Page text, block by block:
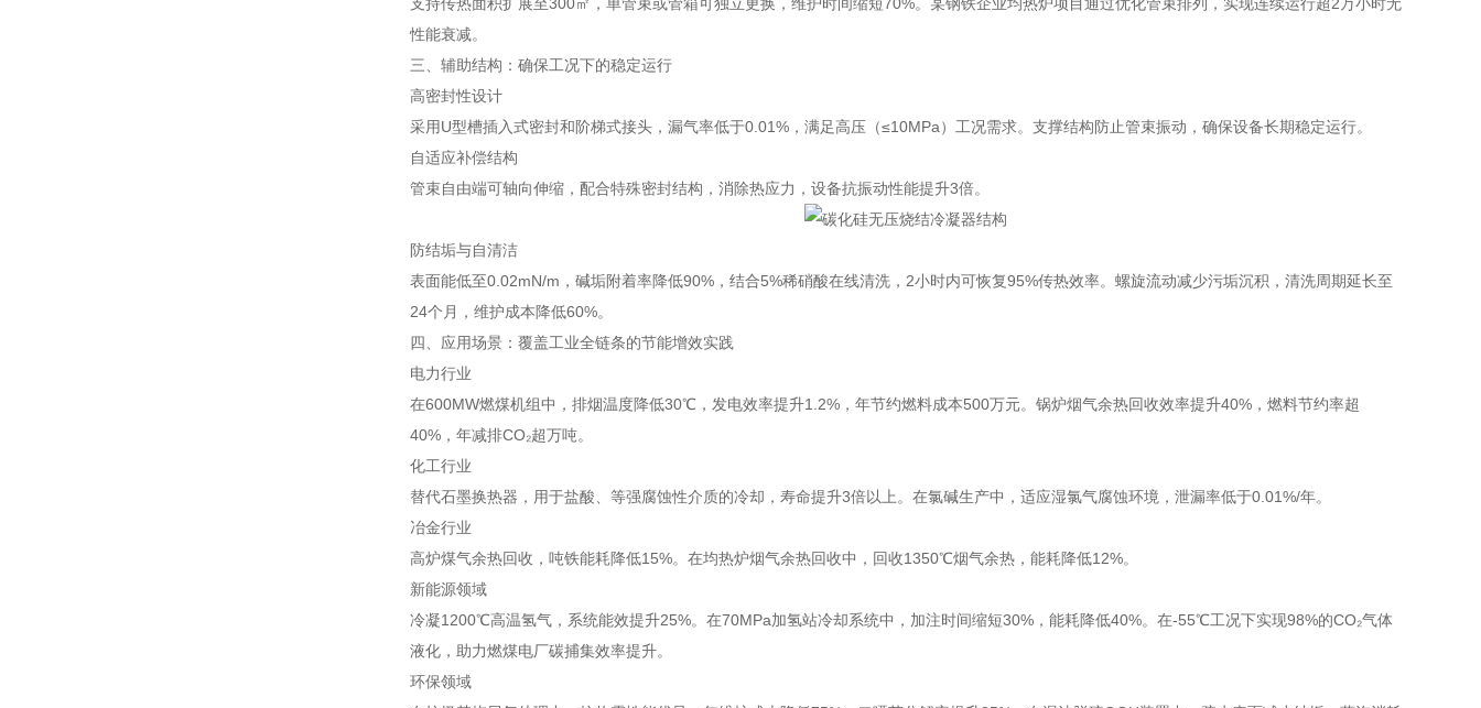
性能衰减。
三、辅助结构：确保工况下的稳定运行
高密封性设计
采用U型槽插入式密封和阶梯式接头，漏气率低于0.01%，满足高压（≤10MPa）工况需求。支撑结构防止管束振动，确保设备长期稳定运行。
自适应补偿结构
管束自由端可轴向伸缩，配合特殊密封结构，消除热应力，设备抗振动性能提升3倍。
防结垢与自清洁
表面能低至0.02mN/m，碱垢附着率降低90%，结合5%稀硝酸在线清洗，2小时内可恢复95%传热效率。螺旋流动减少污垢沉积，清洗周期延长至
24个月，维护成本降低60%。
四、应用场景：覆盖工业全链条的节能增效实践
电力行业
在600MW燃煤机组中，排烟温度降低30℃，发电效率提升1.2%，年节约燃料成本500万元。锅炉烟气余热回收效率提升40%，燃料节约率超
40%，年减排CO₂超万吨。
化工行业
替代石墨换热器，用于盐酸、等强腐蚀性介质的冷却，寿命提升3倍以上。在氯碱生产中，适应湿氯气腐蚀环境，泄漏率低于0.01%/年。
冶金行业
高炉煤气余热回收，吨铁能耗降低15%。在均热炉烟气余热回收中，回收1350℃烟气余热，能耗降低12%。
新能源领域
冷凝1200℃高温氢气，系统能效提升25%。在70MPa加氢站冷却系统中，加注时间缩短30%，能耗降低40%。在-55℃工况下实现98%的CO₂气体
液化，助力燃煤电厂碳捕集效率提升。
环保领域